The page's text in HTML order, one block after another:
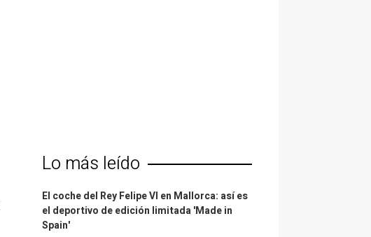
Lo más leído
El coche del Rey Felipe VI en Mallorca: así es
el deportivo de edición limitada 'Made in
Spain'